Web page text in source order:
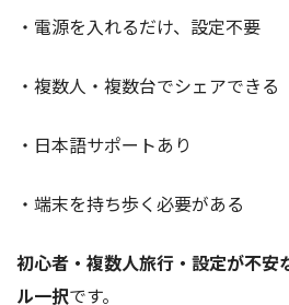
・電源を入れるだけ、設定不要
・複数人・複数台でシェアできる
・日本語サポートあり
・端末を持ち歩く必要がある
初心者・複数人旅行・設定が不安
ル一択です。